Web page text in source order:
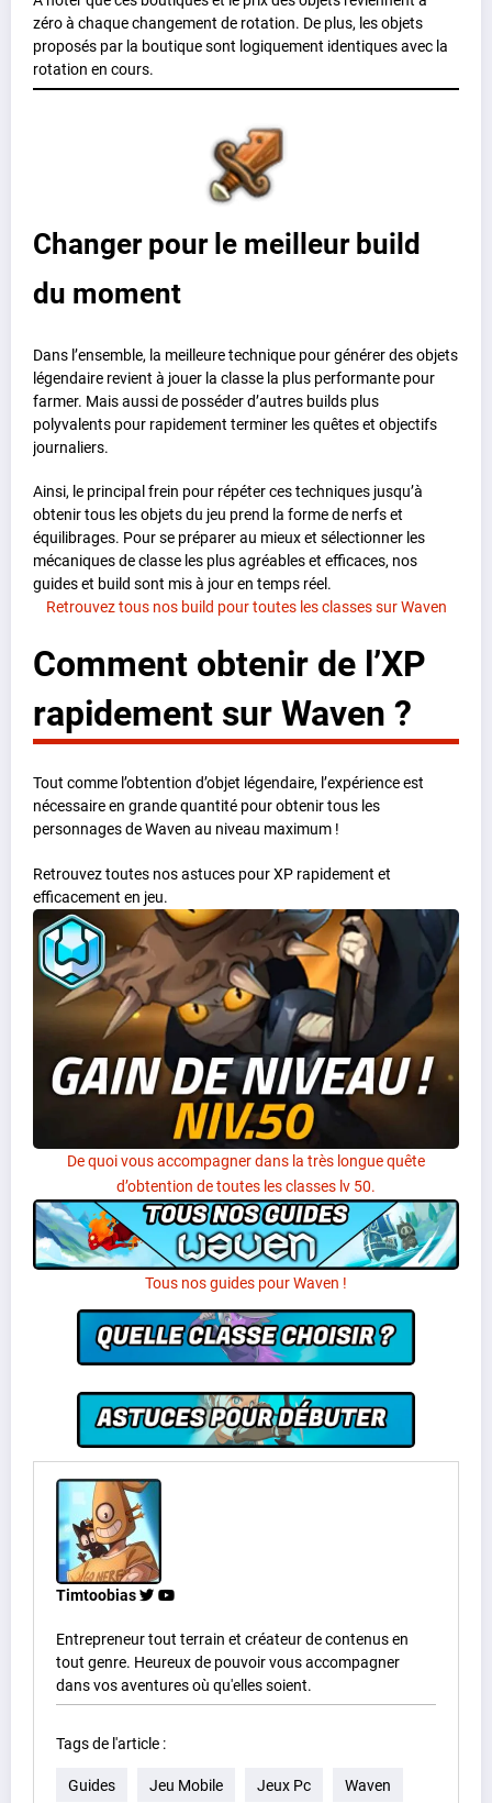
zéro à chaque changement de rotation. De plus, les objets
proposés par la boutique sont logiquement identiques avec la
rotation en cours.
Changer pour le meilleur build
du moment
Dans l’ensemble, la meilleure technique pour générer des objets
légendaire revient à jouer la classe la plus performante pour
farmer. Mais aussi de posséder d’autres builds plus
polyvalents pour rapidement terminer les quêtes et objectifs
journaliers.
Ainsi, le principal frein pour répéter ces techniques jusqu’à
obtenir tous les objets du jeu prend la forme de nerfs et
équilibrages. Pour se préparer au mieux et sélectionner les
mécaniques de classe les plus agréables et efficaces, nos
guides et build sont mis à jour en temps réel.
Retrouvez tous nos build pour toutes les classes sur Waven
Comment obtenir de l’XP
rapidement sur Waven ?
Tout comme l’obtention d’objet légendaire, l’expérience est
nécessaire en grande quantité pour obtenir tous les
personnages de Waven au niveau maximum !
Retrouvez toutes nos astuces pour XP rapidement et
efficacement en jeu.
De quoi vous accompagner dans la très longue quête
d’obtention de toutes les classes lv 50.
Tous nos guides pour Waven !
Timtoobias
Entrepreneur tout terrain et créateur de contenus en
tout genre. Heureux de pouvoir vous accompagner
dans vos aventures où qu'elles soient.
Tags de l'article :
Guides Jeu Mobile Jeux Pc Waven